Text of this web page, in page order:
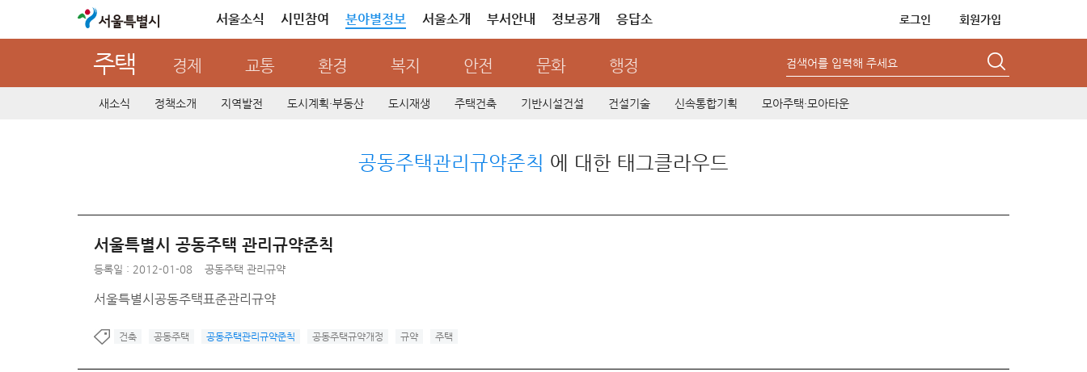
서울특별시 서울소식 시민참여 분야별정보 서울소개 부서안내 정보공개 응답소 로그인 회원가입
주택 경제 교통 환경 복지 안전 문화 행정 검색어를 입력해 주세요
새소식 정책소개 지역발전 도시계획·부동산 도시재생 주택건축 기반시설건설 건설기술 신속통합기획 모아주택·모아타운
공동주택관리규약준칙 에 대한 태그클라우드
서울특별시 공동주택 관리규약준칙
등록일 : 2012-01-08 공동주택 관리규약
서울특별시공동주택표준관리규약
건축 공동주택 공동주택관리규약준칙 공동주택규약개정 규약 주택